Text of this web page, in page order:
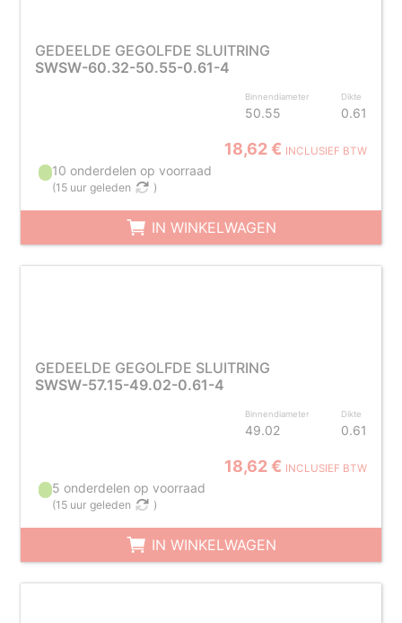
GEDEELDE GEGOLFDE SLUITRING
SWSW-60.32-50.55-0.61-4
Binnendiameter
50.55
Dikte
0.61
18,62 € INCLUSIEF BTW
10 onderdelen op voorraad
(15 uur geleden )
IN WINKELWAGEN
GEDEELDE GEGOLFDE SLUITRING
SWSW-57.15-49.02-0.61-4
Binnendiameter
49.02
Dikte
0.61
18,62 € INCLUSIEF BTW
5 onderdelen op voorraad
(15 uur geleden )
IN WINKELWAGEN